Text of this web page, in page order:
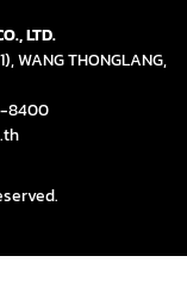
LTD.
WANG THONGLANG,
8400